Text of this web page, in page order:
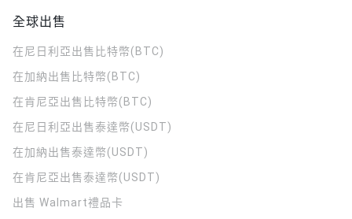
全球出售
在尼日利亞出售比特幣(BTC)
在加納出售比特幣(BTC)
在肯尼亞出售比特幣(BTC)
在尼日利亞出售泰達幣(USDT)
在加納出售泰達幣(USDT)
在肯尼亞出售泰達幣(USDT)
出售 Walmart禮品卡